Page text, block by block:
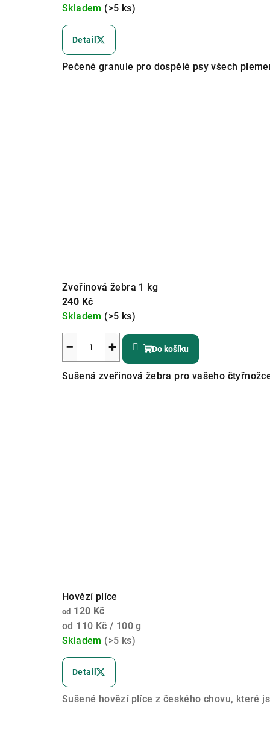
Skladem (>5 ks)
Průměrné
hodnocení
produktu
je
Detail
Pečené granule pro dospělé psy všech
Zveřinová žebra 1 kg
240 Kč
Skladem (>5 ks)
Průměrné
hodnocení
produktu
je
+
− Do košíku
Sušená zveřinová žebra pro vašeho
Hovězí plíce
od 120 Kč
Měrná
cena:
od 110 Kč / 100 g
Skladem (>5 ks)
hodnocení
produktu
je
Detail
Sušené hovězí plíce z českého chovu, které